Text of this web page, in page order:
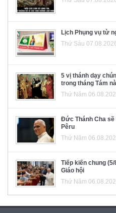
Lịch Phụng vụ từ
Thứ Sáu
5 vị thánh dạy
trong tháng Tám
Thứ Năm
Đức Thánh Cha sẽ
Pêru
Thứ Năm
Tiếp kiến chung
Giáo hội
Thứ Năm